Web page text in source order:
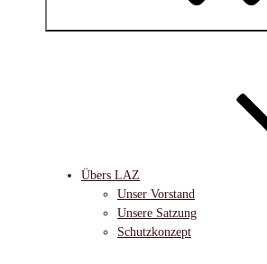
Übers LAZ
Unser Vorstand
Unsere Satzung
Schutzkonzept